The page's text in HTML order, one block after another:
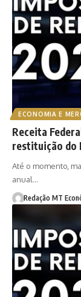
ECONOMIA E
Receita
restituição do
Até o momento,
anual…
Redação MT